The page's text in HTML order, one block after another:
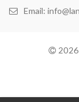
Email: